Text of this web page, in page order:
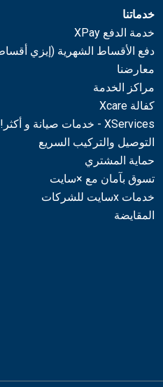
خدماتنا
خدمة الدفع XPay
دفع الأقساط الشهرية (إيزي
معارضنا
مراكز الخدمة
كفالة Xcare
XServices - خدمات صيانة و أكثر!
التوصيل والتركيب السريع
حماية المشتري
تسوق بآمان مع ×سايت
خدمات xسايت للشركات
المقايضة